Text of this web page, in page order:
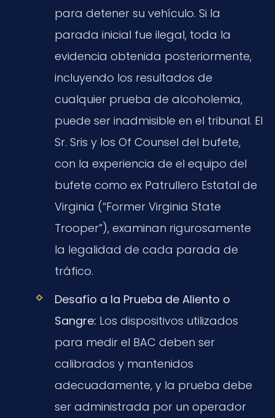
para detener su vehículo. Si la
parada inicial fue ilegal, toda la
evidencia obtenida posteriormente,
incluyendo los resultados de
cualquier prueba de alcoholemia,
puede ser inadmisible en el tribunal. El
Sr. Sris y los Of Counsel del bufete,
con la experiencia de el equipo del
bufete como ex Patrullero Estatal de
Virginia (“Former Virginia State
Trooper”), examinan rigurosamente
la legalidad de cada parada de
tráfico.
Desafío a la Prueba de Aliento o
Sangre: Los dispositivos utilizados
para medir el BAC deben ser
calibrados y mantenidos
adecuadamente, y la prueba debe
ser administrada por un operador